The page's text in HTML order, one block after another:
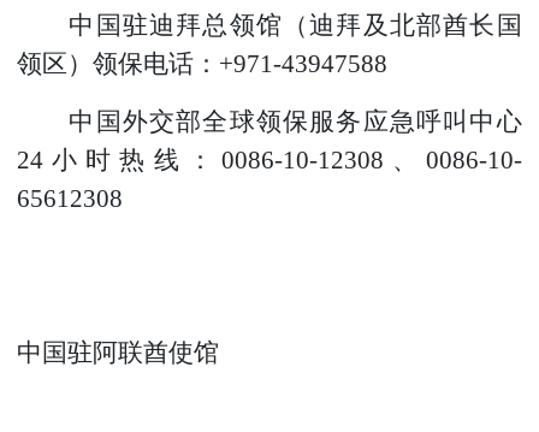
中国驻迪拜总领馆（迪拜及北部酋长国
领区）领保电话：+971-43947588
中国外交部全球领保服务应急呼叫中心
24小时热线：0086-10-12308、0086-10-
65612308
中国驻阿联酋使馆